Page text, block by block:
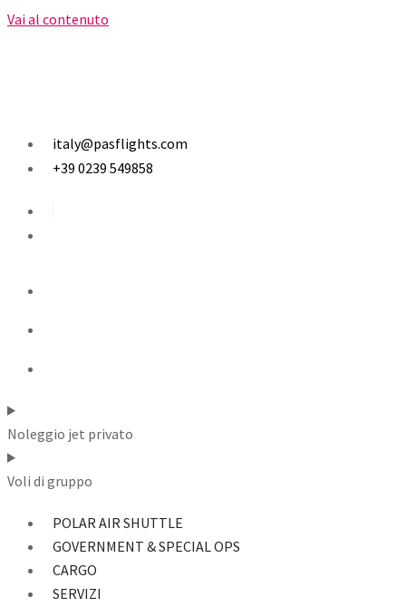
Vai al contenuto
italy@pasflights.com
+39 0239 549858
Noleggio jet privato
Voli di gruppo
POLAR AIR SHUTTLE
GOVERNMENT & SPECIAL OPS
CARGO
SERVIZI